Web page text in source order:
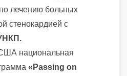
лечению больных
стенокардией с
национальная
«Passing on